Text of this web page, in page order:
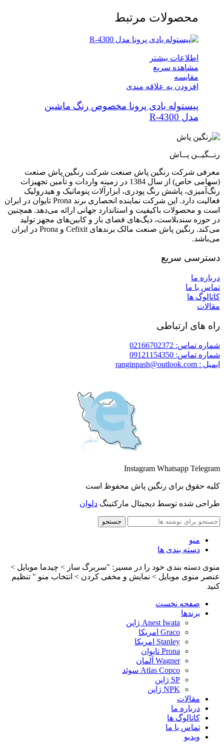
محصولات مرتبط
اطلاعات بیشتر
مشاهده سریع
مقایسه
افزودن به علاقه مندی
پیستوله بادی پرونا مخصوص رنگ ماشین
مدل R-4300
رنــگیــن پــاش
معرفی شرکت رنگین پاش صنعت شرکت رنگین پاش صنعت
(سهامی خاص) از سال 1384 در زمینه واردات و تأمین تجهیزات
رنگ‌آمیزی، پاشش رنگ پودری، ابزارآلات پنوماتیک و هیدرولیک
فعالیت دارد. این شرکت نماینده انحصاری برند Prona تایوان در ایران
است و محصولات باکیفیت و استاندارد جهانی ارائه می‌دهد. همچنین
در حوزه سندبلاست، دیگ‌های فضای باز و کابین‌های مجهز تولید
می‌کند. رنگین پاش صنعت مالک برندهای Cefixit و Prona در ایران
می‌باشد.
دسترسی سریع
درباره ما
تماس با ما
کاتالوگ ها
مقالات
راه های ارتباطی
شماره تماس: 02166702372
شماره تماس: 09121154350
ایمیل : ranginpash@outlook.com
Instagram Whatsapp Telegram
کلیه حقوق برای رنگین پاش محفوظ است
طراحی شده توسط دیجیتال مارکتینگ دلوان
جستجو
منو
دسته بندی ها
منوی دسته بندی خود را در مسیر: "سربرگ ساز > چیدما موبایل >
عنصر منوی موبایل > نمایش و مخفی کردن > انتخاب منو " تنظیم
کنید
صفحه نخست
برندها
Anest Iwata ژاپن
Graco امریکا
Stanley امریکا
Prona تایوان
Wagner آلمان
Atlas Copco سوئد
SP ژاپن
NPK ژاپن
مقالات
درباره ما
کاتالوگ ها
تماس با ما
ویدیو